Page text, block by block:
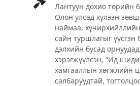
Лантуун дохио төрийн
Олон улсад хүлээн
наймаа,
сайн туршлагыг үүсгэн
дэлхийн бусад
хэрэгжүүлсэн, “Ид
хамгааллын хөгжлийн
салбаруудтай,